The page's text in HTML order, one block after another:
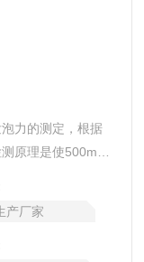
力的测定，根据
原理是使500mL
产厂家